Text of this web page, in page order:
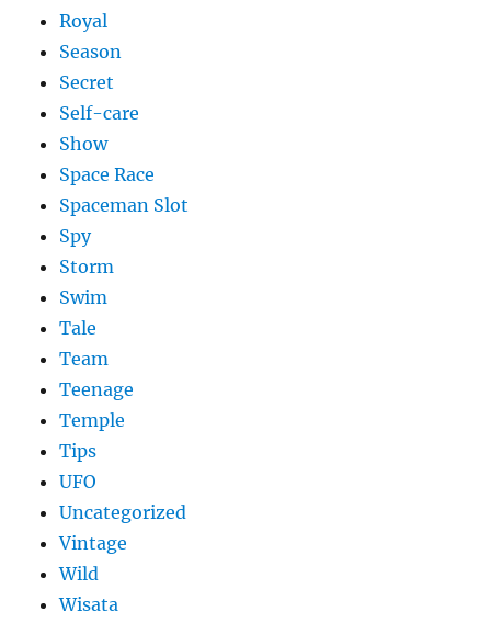
Royal
Season
Secret
Self-care
Show
Space Race
Spaceman Slot
Spy
Storm
Swim
Tale
Team
Teenage
Temple
Tips
UFO
Uncategorized
Vintage
Wild
Wisata